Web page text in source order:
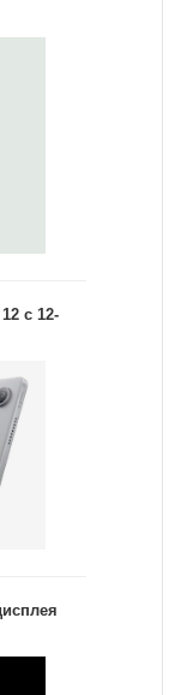
с 12-